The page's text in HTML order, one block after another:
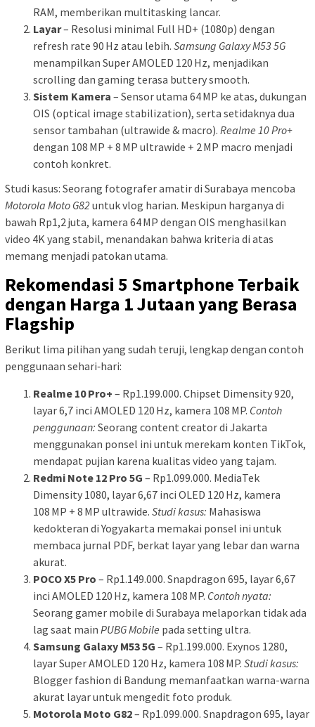
RAM, memberikan multitasking lancar.
Layar– Resolusi minimal Full HD+ (1080p) dengan
refresh rate 90 Hz atau lebih. Samsung Galaxy M53 5G
menampilkan Super AMOLED 120 Hz, menjadikan
scrolling dan gaming terasa buttery smooth.
Sistem Kamera – Sensor utama 64 MP ke atas, dukungan
OIS (optical image stabilization), serta setidaknya dua
sensor tambahan (ultrawide & macro). Realme 10 Pro+
dengan 108 MP + 8 MP ultrawide + 2 MP macro menjadi
contoh konkret.
Studi kasus: Seorang fotografer amatir di Surabaya mencoba
Motorola Moto G82untuk vlog harian. Meskipun harganya di
bawah Rp1,2 juta, kamera 64 MP dengan OIS menghasilkan
video 4K yang stabil, menandakan bahwa kriteria di atas
memang menjadi patokan utama.
Rekomendasi 5 Smartphone Terbaik
dengan Harga 1 Jutaan yang Berasa
Flagship
Berikut lima pilihan yang sudah teruji, lengkap dengan contoh
penggunaan sehari‑hari:
Realme 10 Pro+ – Rp1.199.000. Chipset Dimensity 920,
layar 6,7 inci AMOLED 120 Hz, kamera 108 MP. Contoh
penggunaan: Seorang content creator di Jakarta
menggunakan ponsel ini untuk merekam konten TikTok,
mendapat pujian karena kualitas video yang tajam.
Redmi Note 12 Pro 5G – Rp1.099.000. MediaTek
Dimensity 1080, layar 6,67 inci OLED 120 Hz, kamera
108 MP + 8 MP ultrawide. Studi kasus: Mahasiswa
kedokteran di Yogyakarta memakai ponsel ini untuk
membaca jurnal PDF, berkat layar yang lebar dan warna
akurat.
POCO X5 Pro – Rp1.149.000. Snapdragon 695, layar 6,67
inci AMOLED 120 Hz, kamera 108 MP. Contoh nyata:
Seorang gamer mobile di Surabaya melaporkan tidak ada
lag saat main PUBG Mobile pada setting ultra.
Samsung Galaxy M53 5G – Rp1.199.000. Exynos 1280,
layar Super AMOLED 120 Hz, kamera 108 MP. Studi kasus:
Blogger fashion di Bandung memanfaatkan warna-warna
akurat layar untuk mengedit foto produk.
Motorola Moto G82– Rp1.099.000. Snapdragon 695, layar